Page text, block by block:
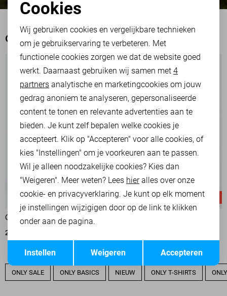
OOK HET BEKIJKEN WAARD
-50%
ONLY BROEK
22,50
-20%
ONLY SALE ONLY BASICS NIEUW ONLY T-SHIRTS
Noodzakelijke cookies
Personalisatie cookies
Analytische cookies
Marketing cookies
Terug Opslaan
Cookies
Wij gebruiken cookies en vergelijkbare technieken
om je gebruikservaring te verbeteren. Met
functionele cookies zorgen we dat de website goed
werkt. Daarnaast gebruiken wij samen met 4
partners analytische en marketingcookies om jouw
gedrag anoniem te analyseren, gepersonaliseerde
content te tonen en relevante advertenties aan te
bieden. Je kunt zelf bepalen welke cookies je
accepteert. Klik op "Accepteren" voor alle cookies, of
kies "Instellingen" om je voorkeuren aan te passen.
Wil je alleen noodzakelijke cookies? Kies dan
"Weigeren". Meer weten? Lees hieralles over onze
cookie- en privacyverklaring. Je kunt op elk moment
je instellingen wijzigigen door op de link te klikken
onder aan de pagina.
Accepteren
Weigeren
Instellen